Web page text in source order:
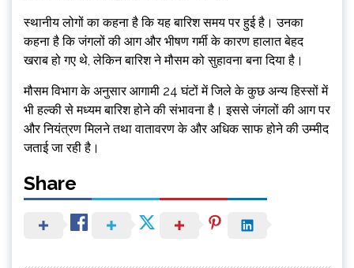
स्थानीय लोगों का कहना है कि यह बारिश समय पर हुई है। उनका
कहना है कि जंगलों की आग और भीषण गर्मी के कारण हालात बेहद
खराब हो गए थे, लेकिन बारिश ने मौसम को सुहावना बना दिया है।
मौसम विभाग के अनुसार आगामी 24 घंटों में जिले के कुछ अन्य हिस्सों में
भी हल्की से मध्यम बारिश होने की संभावना है। इससे जंगलों की आग पर
और नियंत्रण मिलने तथा वातावरण के और अधिक साफ होने की उम्मीद
जताई जा रही है।
Share